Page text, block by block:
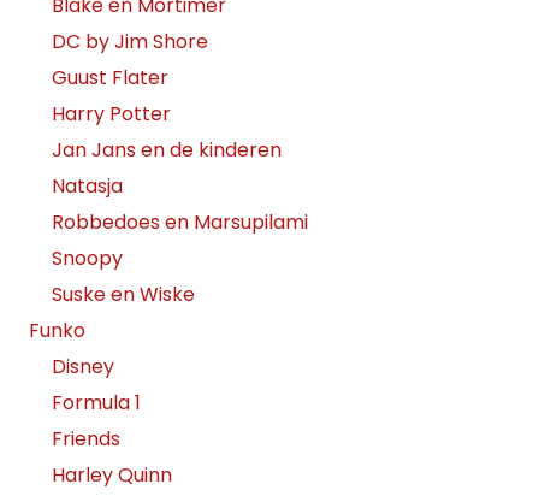
Blake en Mortimer
DC by Jim Shore
Guust Flater
Harry Potter
Jan Jans en de kinderen
Natasja
Robbedoes en Marsupilami
Snoopy
Suske en Wiske
Funko
Disney
Formula 1
Friends
Harley Quinn